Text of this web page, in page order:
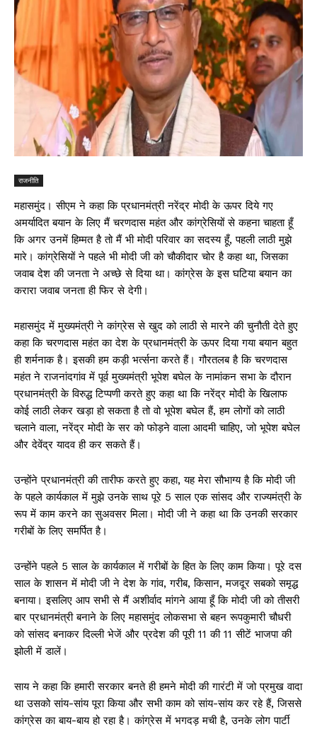
राजनीति
महासमुंद। सीएम ने कहा कि प्रधानमंत्री नरेंद्र मोदी के ऊपर दिये गए
अमर्यादित बयान के लिए मैं चरणदास महंत और कांग्रेसियों से कहना चाहता हूँ
कि अगर उनमें हिम्मत है तो मैं भी मोदी परिवार का सदस्य हूँ, पहली लाठी मुझे
मारे। कांग्रेसियों ने पहले भी मोदी जी को चौकीदार चोर है कहा था, जिसका
जवाब देश की जनता ने अच्छे से दिया था। कांग्रेस के इस घटिया बयान का
करारा जवाब जनता ही फिर से देगी।
महासमुंद में मुख्यमंत्री ने कांग्रेस से खुद को लाठी से मारने की चुनौती देते हुए
कहा कि चरणदास महंत का देश के प्रधानमंत्री के ऊपर दिया गया बयान बहुत
ही शर्मनाक है। इसकी हम कड़ी भर्त्सना करते हैं। गौरतलब है कि चरणदास
महंत ने राजनांदगांव में पूर्व मुख्यमंत्री भूपेश बघेल के नामांकन सभा के दौरान
प्रधानमंत्री के विरुद्ध टिप्पणी करते हुए कहा था कि नरेंद्र मोदी के खिलाफ
कोई लाठी लेकर खड़ा हो सकता है तो वो भूपेश बघेल हैं, हम लोगों को लाठी
चलाने वाला, नरेंद्र मोदी के सर को फोड़ने वाला आदमी चाहिए, जो भूपेश बघेल
और देवेंद्र यादव ही कर सकते हैं।
उन्होंने प्रधानमंत्री की तारीफ करते हुए कहा, यह मेरा सौभाग्य है कि मोदी जी
के पहले कार्यकाल में मुझे उनके साथ पूरे 5 साल एक सांसद और राज्यमंत्री के
रूप में काम करने का सुअवसर मिला। मोदी जी ने कहा था कि उनकी सरकार
गरीबों के लिए समर्पित है।
उन्होंने पहले 5 साल के कार्यकाल में गरीबों के हित के लिए काम किया। पूरे दस
साल के शासन में मोदी जी ने देश के गांव, गरीब, किसान, मजदूर सबको समृद्ध
बनाया। इसलिए आप सभी से मैं अशीर्वाद मांगने आया हूँ कि मोदी जी को तीसरी
बार प्रधानमंत्री बनाने के लिए महासमुंद लोकसभा से बहन रूपकुमारी चौधरी
को सांसद बनाकर दिल्ली भेजें और प्रदेश की पूरी 11 की 11 सीटें भाजपा की
झोली में डालें।
साय ने कहा कि हमारी सरकार बनते ही हमने मोदी की गारंटी में जो प्रमुख वादा
था उसको सांय-सांय पूरा किया और सभी काम को सांय-सांय कर रहे हैं, जिससे
कांग्रेस का बाय-बाय हो रहा है। कांग्रेस में भगदड़ मची है, उनके लोग पार्टी